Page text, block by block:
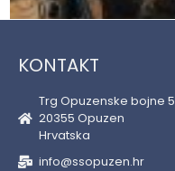
KONTAKT
Trg Opuzenske bojne 5
20355 Opuzen
Hrvatska
info@ssopuzen.hr